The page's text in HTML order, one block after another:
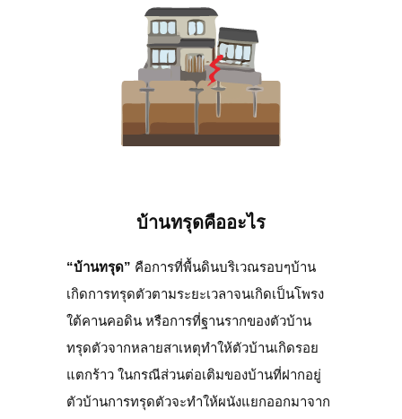
บ้านทรุดคืออะไร
“บ้านทรุด” คือการที่พื้นดินบริเวณรอบๆบ้าน
เกิดการทรุดตัวตามระยะเวลาจนเกิดเป็นโพรง
ใต้คานคอดิน หรือการที่ฐานรากของตัวบ้าน
ทรุดตัวจากหลายสาเหตุทำให้ตัวบ้านเกิดรอย
แตกร้าว ในกรณีส่วนต่อเติมของบ้านที่ฝากอยู่
ตัวบ้านการทรุดตัวจะทำให้ผนังแยกออกมาจาก